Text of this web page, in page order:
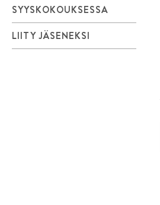
SYYSKOKOUKSESSA
LIITY JÄSENEKSI